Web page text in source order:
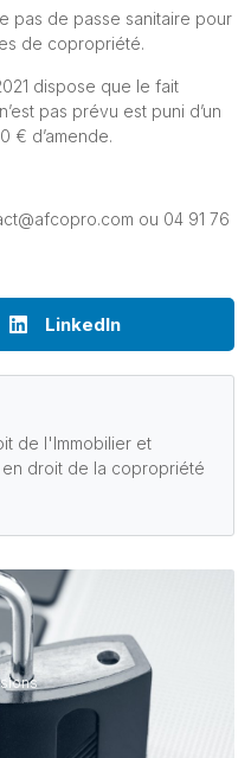
pas de passe sanitaire pour
de copropriété.
dispose que le fait
pas prévu est puni d’un
€ d’amende.
ou 04 91 76
LinkedIn
de l'Immobilier et
en droit de la copropriété